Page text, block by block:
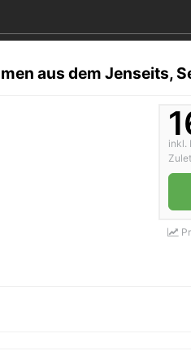
aus dem Jenseits,
inkl.